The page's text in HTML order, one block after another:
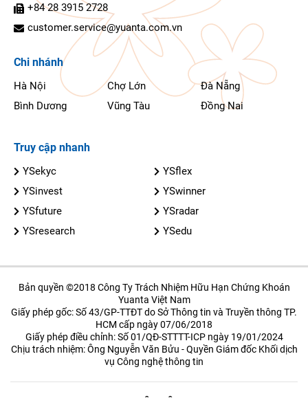
+84 28 3915 2728
customer.service@yuanta.com.vn
Chi nhánh
Hà Nội Chợ Lớn
Đà Nẵng
Bình Dương
Vũng Tàu Đồng Nai
Truy cập nhanh
YSekyc
YSflex
YSinvest
YSwinner
YSfuture
YSradar
YSresearch
YSedu
Bản quyền ©2018 Công Ty Trách Nhiệm Hữu Hạn Chứng Khoán
Yuanta Việt Nam
Giấy phép gốc: Số 43/GP-TTĐT do Sở Thông tin và Truyền thông TP.
HCM cấp ngày 07/06/2018
Giấy phép điều chỉnh: Số 01/QĐ-STTTT-ICP ngày 19/01/2024
Chịu trách nhiệm: Ông Nguyễn Văn Bửu - Quyền Giám đốc Khối dịch
vụ Công nghệ thông tin